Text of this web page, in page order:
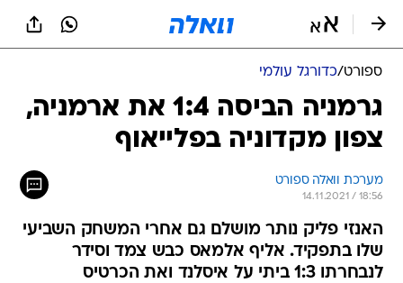
ספורט/כדורגל עולמי
גרמניה הביסה 1:4 את ארמניה,
צפון מקדוניה בפלייאוף
מערכת וואלה ספורט
14.11.2021 / 18:56
האנזי פליק נותר מושלם גם אחרי המשחק השביעי
שלו בתפקיד. אליף אלמאס כבש צמד וסידר
לנבחרתו 1:3 ביתי על איסלנד ואת הכרטיס